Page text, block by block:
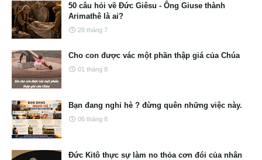
50 câu hỏi về Đức Giêsu - Ông Giuse thành
Arimathê là ai?
28 tháng 7
Cho con được vác một phần thập giá của Chúa
01 tháng 8
Bạn đang nghỉ hè ? đừng quên những việc này.
06 tháng 8
Đức Kitô thực sự làm no thỏa cơn đói của nhân